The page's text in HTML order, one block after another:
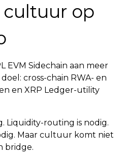
op
EVM Sidechain aan meer
cross-chain RWA- en
en XRP Ledger-utility
Liquidity-routing is nodig.
Maar cultuur komt niet
bridge.